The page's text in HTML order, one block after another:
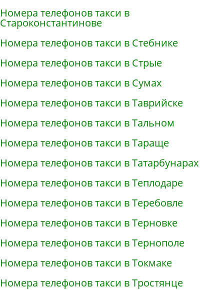
Номера телефонов такси в
Староконстантинове
Номера телефонов такси в Стебнике
Номера телефонов такси в Стрые
Номера телефонов такси в Сумах
Номера телефонов такси в Таврийске
Номера телефонов такси в Тальном
Номера телефонов такси в Тараще
Номера телефонов такси в Татарбунарах
Номера телефонов такси в Теплодаре
Номера телефонов такси в Теребовле
Номера телефонов такси в Терновке
Номера телефонов такси в Тернополе
Номера телефонов такси в Токмаке
Номера телефонов такси в Тростянце